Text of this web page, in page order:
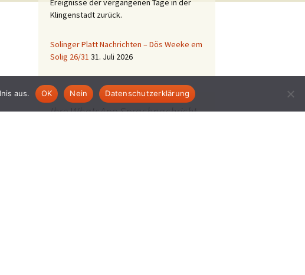
Klingenstadt zurück.
Solinger Platt Nachrichten – Dös Weeke em
Solig 26/31 31. Juli 2026
Ihre WhatsApp Sprachnachricht
aus. OK Nein Datenschutzerklärung